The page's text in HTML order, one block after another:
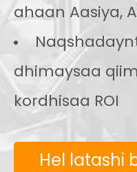
ahaan Aasiya,
dhimaysaa
kordhisaa ROI
Hel latashi